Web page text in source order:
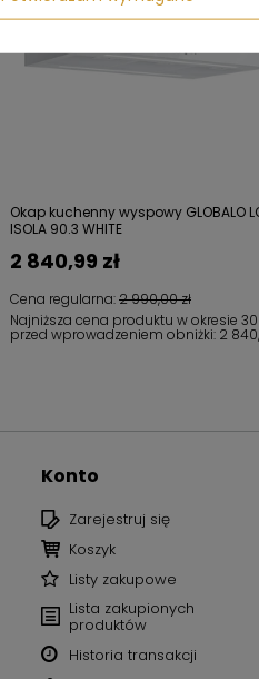
Okap kuchenny wyspowy GLOBALO
ISOLA 90.3 WHITE
Cena regularna:2 990,00 zł
2 840,99 zł
Najniższa cena produktu w okresie
przed wprowadzeniem obniżki: 2
Konto
Zarejestruj się
Koszyk
Listy zakupowe
Lista zakupionych
produktów
Historia transakcji